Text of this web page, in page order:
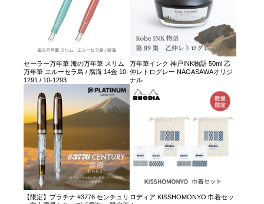
セーラー万年筆 海の万年筆 スリム
万年筆 エルーセラ島 / 腐海 14金 10-
1291 / 10-1293
万年筆インク 神戸INK物語 50ml 乙
仲レトログレー NAGASAWAオリジ
ナル
【限定】プラチナ #3776 センチュリ ロディア KISSHOMONYO 巾着セッ